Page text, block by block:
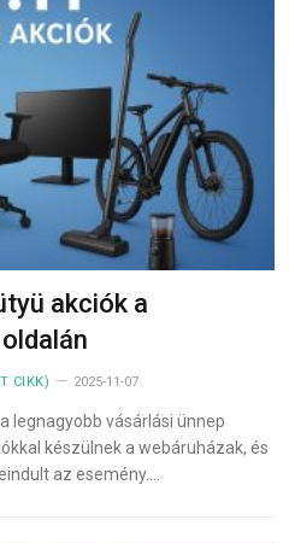
akciók a
CIKK) 2025-11-07
legnagyobb vásárlási ünnep
készülnek a webáruházak, és
az esemény.…